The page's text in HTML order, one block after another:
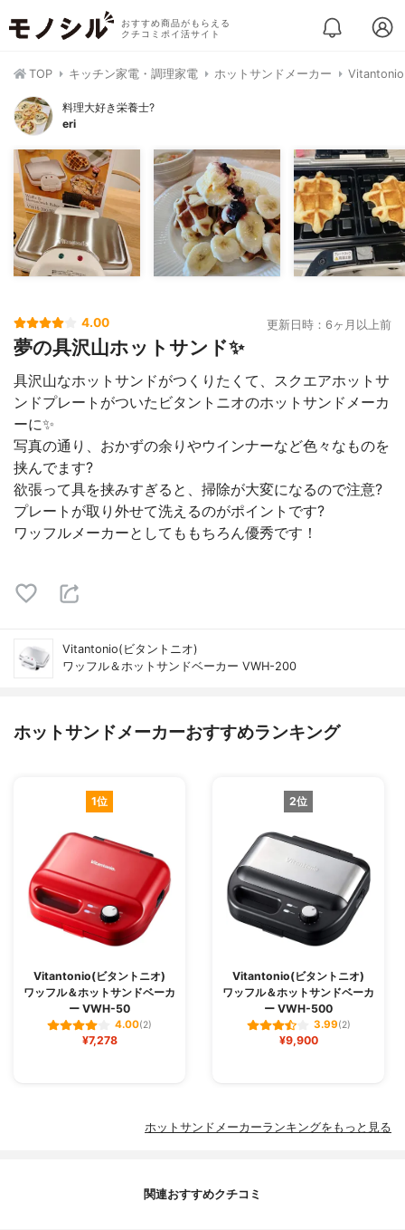
おすすめ商品がもらえる
クチコミポイ活サイト
TOP キッチン家電・調理家電 ホットサンドメーカー
料理大好き栄養士?
eri
4.00 更新日時：6ヶ月以上前
夢の具沢山ホットサンド✨
具沢山なホットサンドがつくりたくて、スクエアホットサ
ンドプレートがついたビタントニオのホットサンドメーカ
ーに✨
写真の通り、おかずの余りやウインナーなど色々なものを
挟んでます?
欲張って具を挟みすぎると、掃除が大変になるので注意?
プレートが取り外せて洗えるのがポイントです?
ワッフルメーカーとしてももちろん優秀です！
Vitantonio(ビタントニオ)
ワッフル＆ホットサンドベーカー VWH-200
ホットサンドメーカーおすすめランキング
1位
Vitantonio(ビタントニオ)
ワッフル＆ホットサンドベーカ
ー VWH-50
4.00(2)
¥7,278
2位
Vitantonio(ビタントニオ)
ワッフル＆ホットサンドベーカ
ー VWH-500
3.99(2)
¥9,900
ホットサンドメーカーランキングをもっと見る
関連おすすめクチコミ